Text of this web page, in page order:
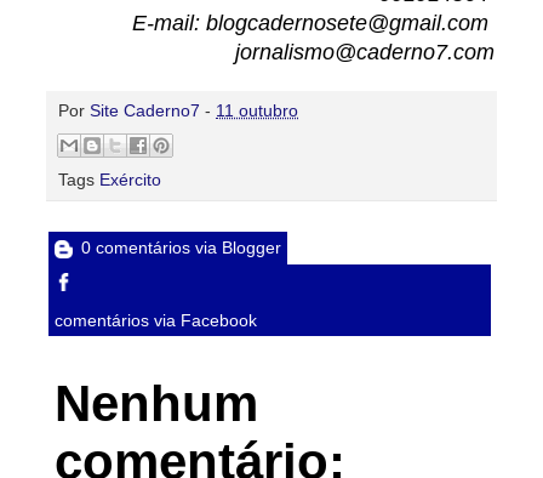
E-mail: blogcadernosete@gmail.com
jornalismo@caderno7.com
Por Site Caderno7 - 11 outubro
Tags Exército
0 comentários via Blogger
comentários via Facebook
Nenhum
comentário: